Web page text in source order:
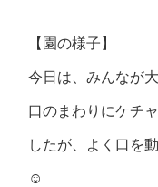
【園の様子】
今日は、みんなが
口のまわりにケチ
したが、よく口を
☺